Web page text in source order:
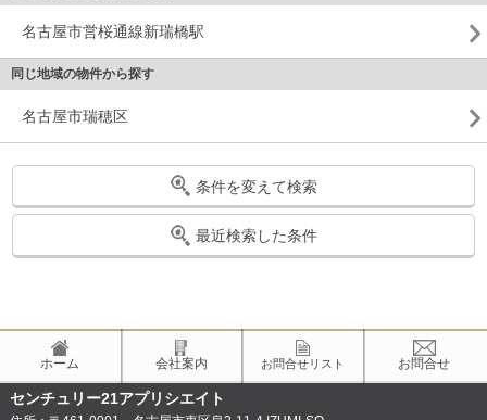
名古屋市営桜通線新瑞橋駅
同じ地域の物件から探す
名古屋市瑞穂区
条件を変えて検索
最近検索した条件
ホーム 会社案内 お問合せリスト お問合せ
センチュリー21アプリシエイト